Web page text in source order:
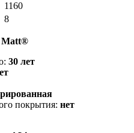
1160
8
Matt®
30 лет
покрытия: нет